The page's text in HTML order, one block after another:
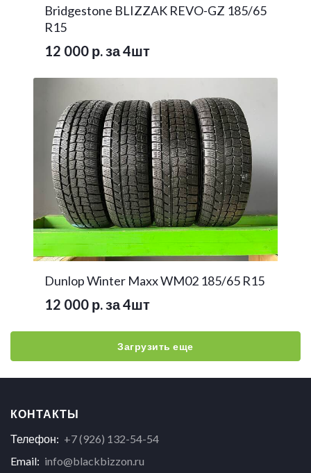
Bridgestone BLIZZAK REVO-GZ 185/65
R15
12 000 р. за 4шт
Dunlop Winter Maxx WM02 185/65 R15
12 000 р. за 4шт
Загрузить еще
КОНТАКТЫ
Телефон: +7 (926) 132-54-54
Email: info@blackbizzon.ru